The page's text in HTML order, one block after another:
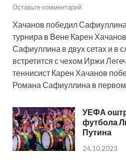
Оставьте комментарий
Хачанов победил Сафиуллина
турнира в Вене Карен
Сафиуллина в двух сетах и в
встретится с чехом Иржи
теннисист Карен Хачанов
Романа Сафиуллина в первом
УЕФА
футбола
Путина
24.10.2023